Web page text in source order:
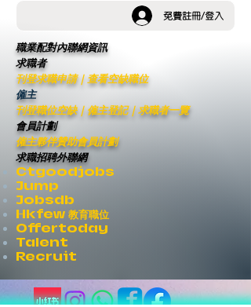
免費註冊/登入
職業配對內聯網資訊
求職者
刊登求職申請｜ 查看空缺職位
僱主
刊登職位空缺｜僱主登記｜求職者一覽
會員計劃
僱主夥伴贊助會員計劃
求職招聘外聯網
Ctgoodjobs
Jump
Jobsdb
Hkfew 教育職位
Offertoday
Talent
Recruit